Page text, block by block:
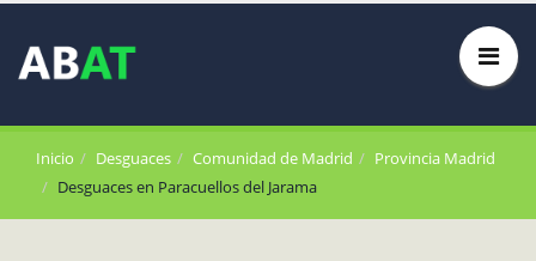
Inicio Desguaces Comunidad de Madrid
Provincia Madrid
Desguaces en Paracuellos del Jarama